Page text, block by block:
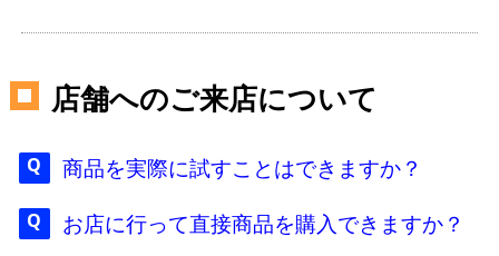
店舗へのご来店について
商品を実際に試すことはできますか？
お店に行って直接商品を購入できますか？